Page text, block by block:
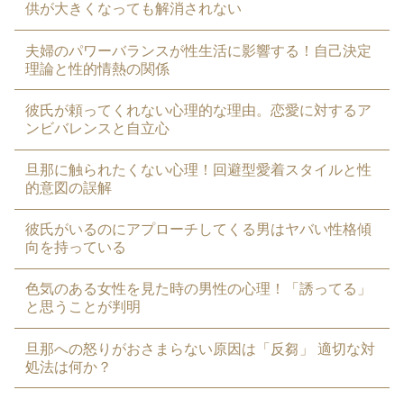
供が大きくなっても解消されない
夫婦のパワーバランスが性生活に影響する！自己決定
理論と性的情熱の関係
彼氏が頼ってくれない心理的な理由。恋愛に対するア
ンビバレンスと自立心
旦那に触られたくない心理！回避型愛着スタイルと性
的意図の誤解
彼氏がいるのにアプローチしてくる男はヤバい性格傾
向を持っている
色気のある女性を見た時の男性の心理！「誘ってる」
と思うことが判明
旦那への怒りがおさまらない原因は「反芻」 適切な対
処法は何か？